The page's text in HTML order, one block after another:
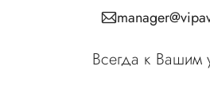
Всегда к Вашим